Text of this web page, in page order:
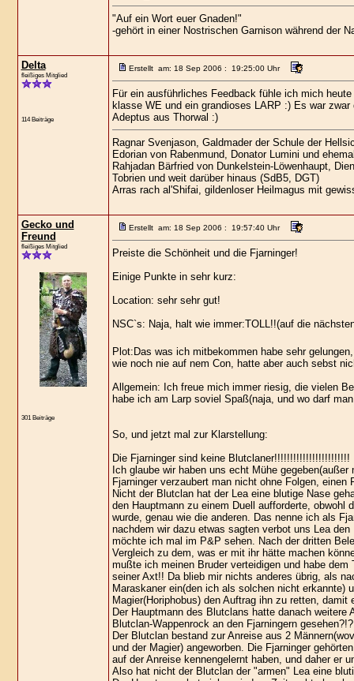
"Auf ein Wort euer Gnaden!"
-gehört in einer Nostrischen Garnison während der
Delta
fleißiges Mitglied
114 Beiträge
Erstellt am: 18 Sep 2006 : 19:25:00 Uhr
Für ein ausführliches Feedback fühle ich mich
klasse WE und ein grandioses LARP :) Es war
Adeptus aus Thorwal :)
Ragnar Svenjason, Galdmader der Schule der
Edorian von Rabenmund, Donator Lumini und
Rahjadan Bärfried von Dunkelstein-Löwenhaupt,
Tobrien und weit darüber hinaus (SdB5, DGT)
Arras rach al'Shifai, gildenloser Heilmagus mit
Gecko und
Freund
fleißiges Mitglied
301 Beiträge
Erstellt am: 18 Sep 2006 : 19:57:40 Uhr
Preiste die Schönheit und die Fjarninger!
Einige Punkte in sehr kurz:
Location: sehr sehr gut!
NSC`s: Naja, halt wie immer:TOLL!!(auf die
Plot:Das was ich mitbekommen habe sehr
wie noch nie auf nem Con, hatte aber auch sebst
Allgemein: Ich freue mich immer riesig, die vielen
habe ich am Larp soviel Spaß(naja, und wo darf
So, und jetzt mal zur Klarstellung:
Die Fjarninger sind keine Blutclaner!!!!!!!!!!!!!!!!!!!!!!!!
Ich glaube wir haben uns echt Mühe
Fjarninger verzaubert man nicht ohne Folgen, einen
Nicht der Blutclan hat der Lea eine blutige Nase
den Hauptmann zu einem Duell aufforderte, obwohl
wurde, genau wie die anderen. Das nenne ich als
nachdem wir dazu etwas sagten verbot uns Lea
möchte ich mal im P&P sehen. Nach der dritten
Vergleich zu dem, was er mit ihr hätte machen
mußte ich meinen Bruder verteidigen und habe
seiner Axt!! Da blieb mir nichts anderes übrig, als
Maraskaner ein(den ich als solchen nicht
Magier(Horiphobus) den Auftrag ihn zu retten, damit
Der Hauptmann des Blutclans hatte danach
Blutclan-Wappenrock an den Fjarningern
Der Blutclan bestand zur Anreise aus 2
und der Magier) angeworben. Die Fjarninger
auf der Anreise kennengelernt haben, und daher er
Also hat nicht der Blutclan der "armen" Lea eine